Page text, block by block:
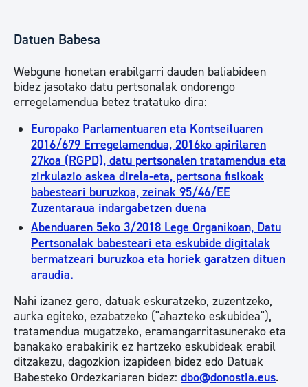
Datuen Babesa
Webgune honetan erabilgarri dauden baliabideen
bidez jasotako datu pertsonalak ondorengo
erregelamendua betez tratatuko dira:
Europako Parlamentuaren eta Kontseiluaren
2016/679 Erregelamendua, 2016ko apirilaren
27koa (RGPD), datu pertsonalen tratamendua eta
zirkulazio askea direla-eta, pertsona fisikoak
babesteari buruzkoa, zeinak 95/46/EE
Zuzentaraua indargabetzen duena
Abenduaren 5eko 3/2018 Lege Organikoan, Datu
Pertsonalak babesteari eta eskubide digitalak
bermatzeari buruzkoa eta horiek garatzen dituen
araudia.
Nahi izanez gero, datuak eskuratzeko, zuzentzeko,
aurka egiteko, ezabatzeko ("ahazteko eskubidea"),
tratamendua mugatzeko, eramangarritasunerako eta
banakako erabakirik ez hartzeko eskubideak erabil
ditzakezu, dagozkion izapideen bidez edo Datuak
Babesteko Ordezkariaren bidez: dbo@donostia.eus.